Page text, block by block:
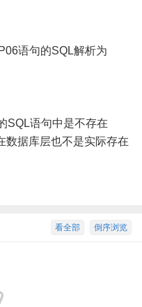
语句的SQL解析为
SQL语句中是不存在
数据库层也不是实际存在
倒序浏览
看全部